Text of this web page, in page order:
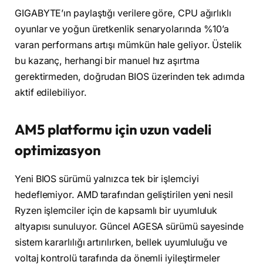
GIGABYTE’ın paylaştığı verilere göre, CPU ağırlıklı
oyunlar ve yoğun üretkenlik senaryolarında %10’a
varan performans artışı mümkün hale geliyor. Üstelik
bu kazanç, herhangi bir manuel hız aşırtma
gerektirmeden, doğrudan BIOS üzerinden tek adımda
aktif edilebiliyor.
AM5 platformu için uzun vadeli
optimizasyon
Yeni BIOS sürümü yalnızca tek bir işlemciyi
hedeflemiyor. AMD tarafından geliştirilen yeni nesil
Ryzen işlemciler için de kapsamlı bir uyumluluk
altyapısı sunuluyor. Güncel AGESA sürümü sayesinde
sistem kararlılığı artırılırken, bellek uyumluluğu ve
voltaj kontrolü tarafında da önemli iyileştirmeler